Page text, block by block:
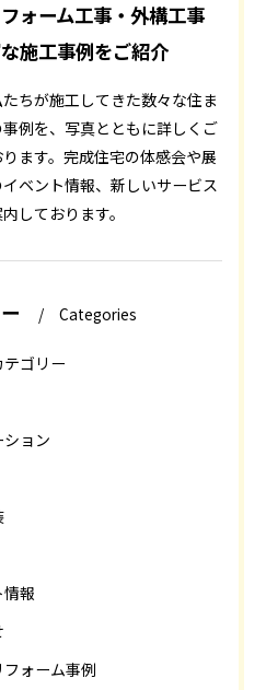
ォーム工事・外構工事
施工事例をご紹介
ちが施工してきた数々な住ま
例を、写真とともに詳しくご
ます。完成住宅の体感会や展
ベント情報、新しいサービス
しております。
Categories
ゴリー
ション
報
ォーム事例